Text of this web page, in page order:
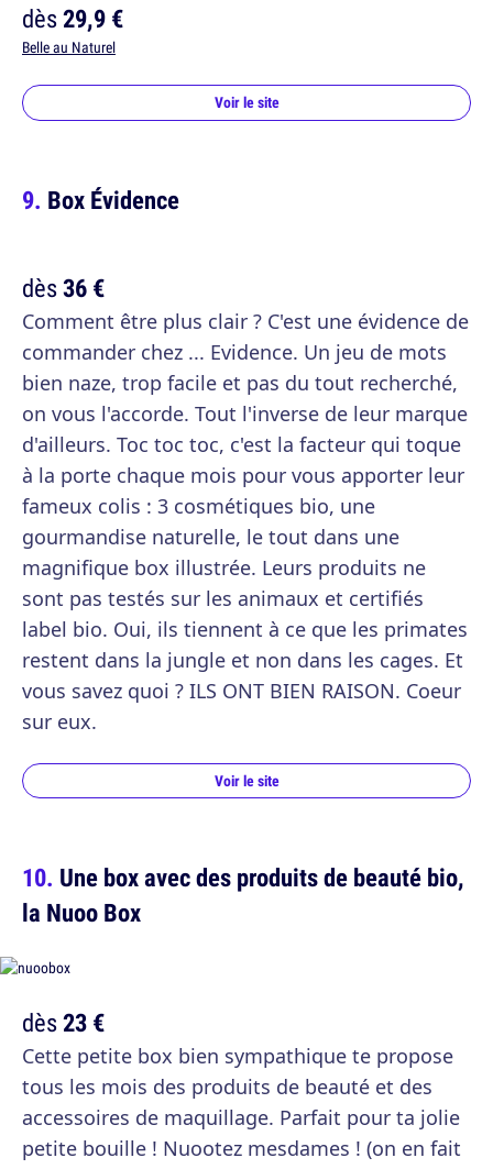
dès29,9 €
Belle au Naturel
Voir le site
Box Évidence
dès36 €
Comment être plus clair ? C'est une évidence de
commander chez ... Evidence. Un jeu de mots
bien naze, trop facile et pas du tout recherché,
on vous l'accorde. Tout l'inverse de leur marque
d'ailleurs. Toc toc toc, c'est la facteur qui toque
à la porte chaque mois pour vous apporter leur
fameux colis : 3 cosmétiques bio, une
gourmandise naturelle, le tout dans une
magnifique box illustrée. Leurs produits ne
sont pas testés sur les animaux et certifiés
label bio. Oui, ils tiennent à ce que les primates
restent dans la jungle et non dans les cages. Et
vous savez quoi ? ILS ONT BIEN RAISON. Coeur
sur eux.
Voir le site
Une box avec des produits de beauté bio,
la Nuoo Box
dès23 €
Cette petite box bien sympathique te propose
tous les mois des produits de beauté et des
accessoires de maquillage. Parfait pour ta jolie
petite bouille ! Nuootez mesdames ! (on en fait